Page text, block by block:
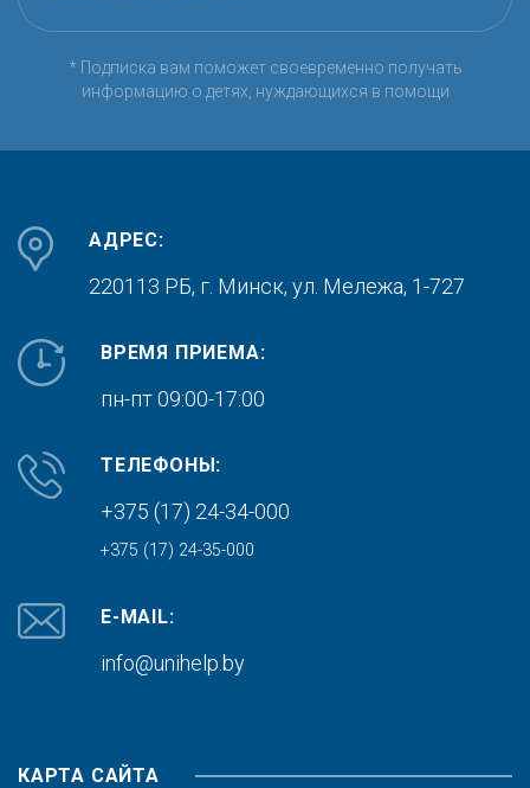
* Подписка вам поможет своевременно получать
информацию о детях, нуждающихся в помощи
АДРЕС:
220113 РБ, г. Минск, ул. Мележа, 1-727
ВРЕМЯ ПРИЕМА:
пн-пт 09:00-17:00
ТЕЛЕФОНЫ:
+375 (17) 24-34-000
+375 (17) 24-35-000
E-MAIL:
info@unihelp.by
КАРТА САЙТА